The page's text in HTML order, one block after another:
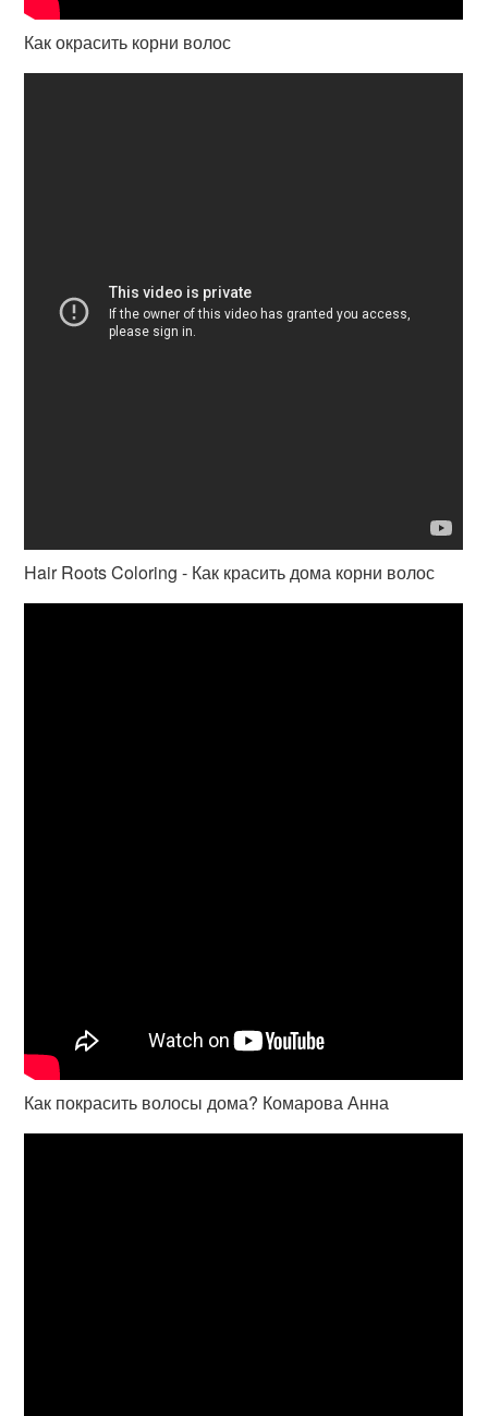
Как окрасить корни волос
Hair Roots Coloring - Как красить дома корни волос
Как покрасить волосы дома? Комарова Анна